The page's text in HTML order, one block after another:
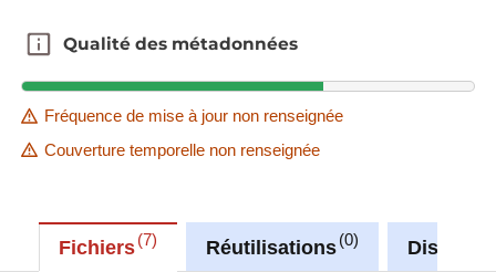
Qualité des métadonnées
Qualité des métadonnées
Fréquence de mise à jour non renseignée
Couverture temporelle non renseignée
Fichiers 7 Réutilisations 0